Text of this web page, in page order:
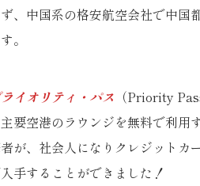
、中国系の格安航空会社で中国
。
イオリティ・パス （Priority
要空港のラウンジを無料で利用
が、社会人になりクレジットカ
手することができました！